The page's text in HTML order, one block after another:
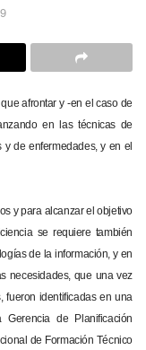
afrontar y -en el caso de
en las técnicas de
y de enfermedades, y en el
y para alcanzar el objetivo
se requiere también
de la información, y en
necesidades, que una vez
fueron identificadas en una
de Planificación
de Formación Técnico